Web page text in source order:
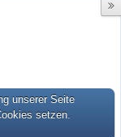
unserer Seite
setzen.